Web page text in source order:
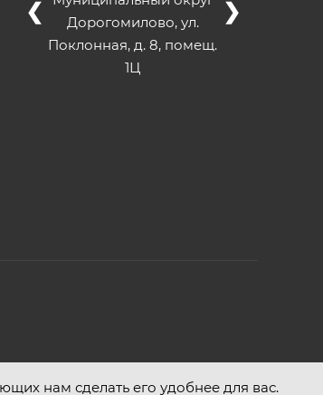
Дорогомилово, ул.
Поклонная, д. 8, помещ.
1Ц
❮ ❯
нам сделать его удобнее для вас.